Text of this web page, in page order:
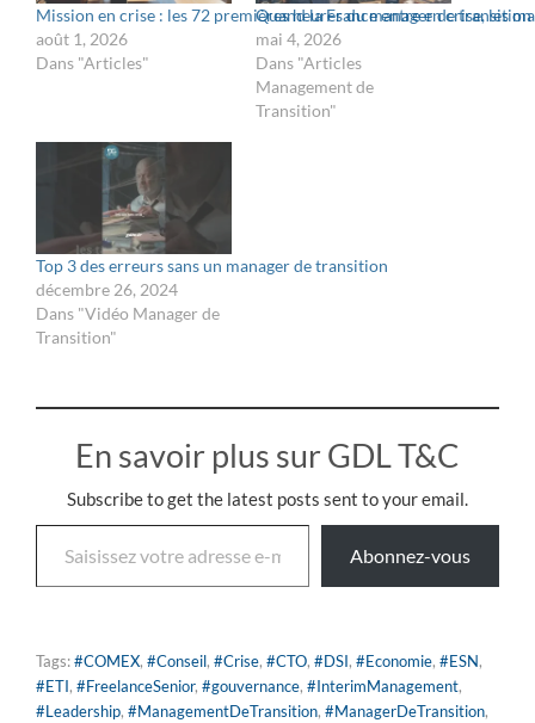
Mission en crise : les 72 premières heures du manager de transition
août 1, 2026
Dans "Articles"
Quand la France entre en crise, les
mai 4, 2026
Dans "Articles
Management de
Transition"
Top 3 des erreurs sans un manager de transition
décembre 26, 2024
Dans "Vidéo Manager de
Transition"
En savoir plus sur GDL T&C
Subscribe to get the latest posts sent to your email.
Abonnez-vous
Tags:#COMEX, #Conseil, #Crise, #CTO, #DSI, #Economie, #ESN,
#ETI, #FreelanceSenior, #gouvernance, #InterimManagement,
#Leadership, #ManagementDeTransition, #ManagerDeTransition,